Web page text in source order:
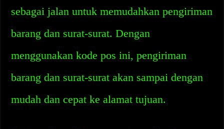
sebagai jalan untuk memudahkan pengiriman
barang dan surat-surat. Dengan
menggunakan kode pos ini, pengiriman
barang dan surat-surat akan sampai dengan
mudah dan cepat ke alamat tujuan.